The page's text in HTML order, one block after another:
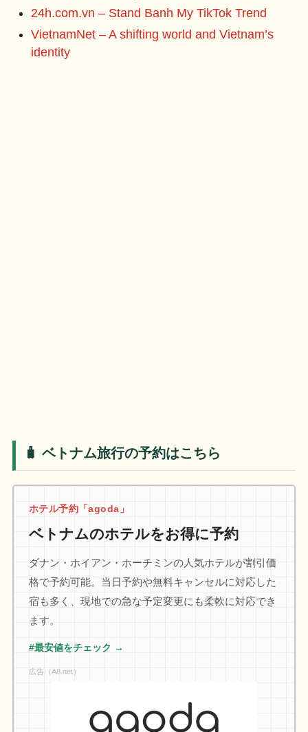
24h.com.vn – Stand Banh My TikTok Trend
VietnamNet – A shifting world and Vietnam’s
identity
🧳 ベトナム旅行の予約はこちら
ホテル予約「agoda」
ベトナムのホテルをお得に予約
ダナン・ホイアン・ホーチミンの人気ホテルが割引価
格で予約可能。当日予約や無料キャンセルに対応した
宿も多く、現地での急な予定変更にも柔軟に対応でき
ます。
#最安値をチェック →
広告（A8.net）